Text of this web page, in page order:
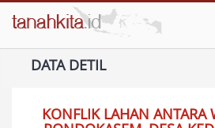
DATA DETIL
KONFLIK LAHAN ANTARA